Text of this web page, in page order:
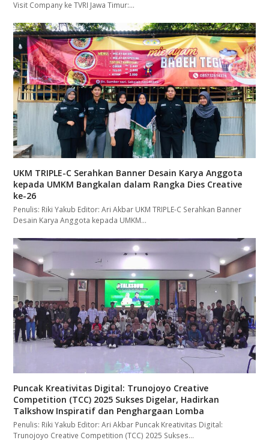
Visit Company ke TVRI Jawa Timur:…
UKM TRIPLE-C Serahkan Banner Desain Karya Anggota
kepada UMKM Bangkalan dalam Rangka Dies Creative
ke-26
Penulis: Riki Yakub Editor: Ari Akbar UKM TRIPLE-C Serahkan Banner
Desain Karya Anggota kepada UMKM…
Puncak Kreativitas Digital: Trunojoyo Creative
Competition (TCC) 2025 Sukses Digelar, Hadirkan
Talkshow Inspiratif dan Penghargaan Lomba
Penulis: Riki Yakub Editor: Ari Akbar Puncak Kreativitas Digital:
Trunojoyo Creative Competition (TCC) 2025 Sukses…